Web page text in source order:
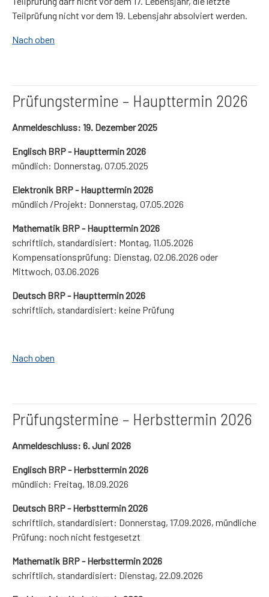
Teilprüfung nicht vor dem 19. Lebensjahr absolviert werden.
Nach oben
Prüfungstermine – Haupttermin 2026
Anmeldeschluss: 19. Dezember 2025
Englisch BRP - Haupttermin 2026
mündlich: Donnerstag, 07.05.2025
Elektronik BRP - Haupttermin 2026
mündlich /Projekt: Donnerstag, 07.05.2026
Mathematik BRP - Haupttermin 2026
schriftlich, standardisiert: Montag, 11.05.2026
Kompensationsprüfung: Dienstag, 02.06.2026 oder
Mittwoch, 03.06.2026
Deutsch BRP - Haupttermin 2026
schriftlich, standardisiert: keine Prüfung
Nach oben
Prüfungstermine – Herbsttermin 2026
Anmeldeschluss: 6. Juni 2026
Englisch BRP - Herbsttermin 2026
mündlich: Freitag, 18.09.2026
Deutsch BRP - Herbsttermin 2026
schriftlich, standardisiert: Donnerstag, 17.09.2026, mündliche
Prüfung: noch nicht festgesetzt
Mathematik BRP - Herbsttermin 2026
schriftlich, standardisiert: Dienstag, 22.09.2026